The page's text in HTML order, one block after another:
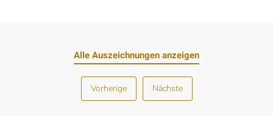
Alle Auszeichnungen anzeigen
Vorherige Nächste